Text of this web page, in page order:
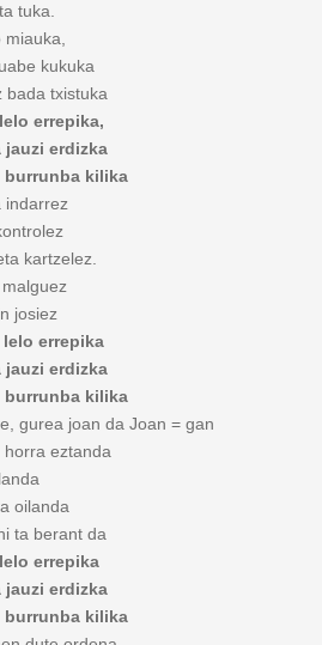
tuka.
kukuka
bada txistuka
errepika,
jauzi erdizka
burrunba kilika
indarrez
kartzelez.
josiez
errepika
jauzi erdizka
burrunba kilika
gurea joan da Joan = gan
eztanda
oilanda
ta berant da
errepika
jauzi erdizka
burrunba kilika